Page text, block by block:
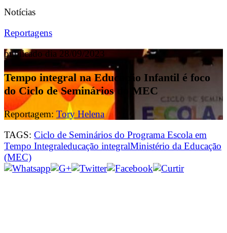
Notícias
Reportagens
publicado dia 28/09/2023
Tempo integral na Educação Infantil é foco
do Ciclo de Seminários do MEC
Reportagem: Tory Helena
TAGS: Ciclo de Seminários do Programa Escola em
Tempo Integraleducação integralMinistério da Educação
(MEC)